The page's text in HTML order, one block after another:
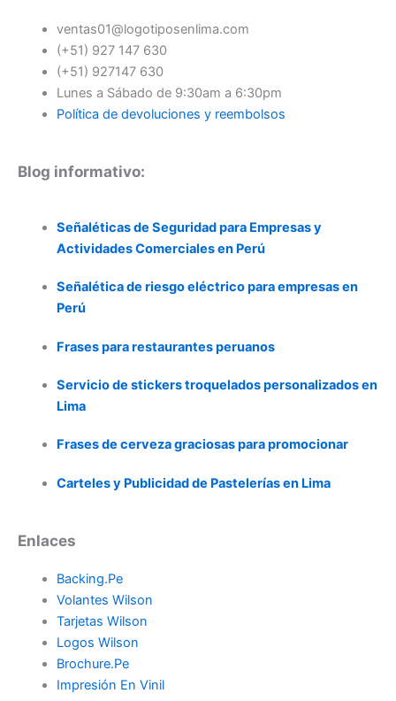
ventas01@logotiposenlima.com
(+51) 927 147 630
(+51) 927147 630
Lunes a Sábado de 9:30am a 6:30pm
Política de devoluciones y reembolsos
Blog informativo:
Señaléticas de Seguridad para Empresas y
Actividades Comerciales en Perú
Señalética de riesgo eléctrico para empresas en
Perú
Frases para restaurantes peruanos
Servicio de stickers troquelados personalizados en
Lima
Frases de cerveza graciosas para promocionar
Carteles y Publicidad de Pastelerías en Lima
Enlaces
Backing.Pe
Volantes Wilson
Tarjetas Wilson
Logos Wilson
Brochure.Pe
Impresión En Vinil